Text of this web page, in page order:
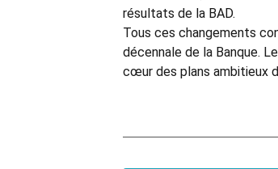
résultats de la BAD.
Tous ces changements
décennale de la Banque.
cœur des plans ambitieux